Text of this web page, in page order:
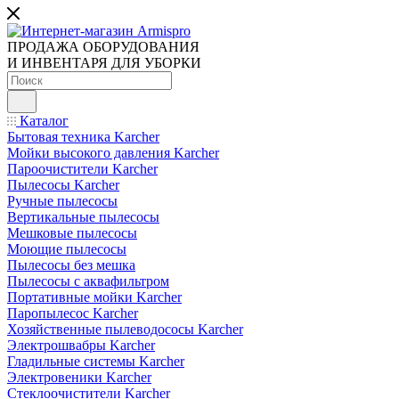
ПРОДАЖА ОБОРУДОВАНИЯ
И ИНВЕНТАРЯ ДЛЯ УБОРКИ
Каталог
Бытовая техника Karcher
Мойки высокого давления Karcher
Пароочистители Karcher
Пылесосы Karcher
Ручные пылесосы
Вертикальные пылесосы
Мешковые пылесосы
Моющие пылесосы
Пылесосы без мешка
Пылесосы с аквафильтром
Портативные мойки Karcher
Паропылесос Karcher
Хозяйственные пылеводососы Karcher
Электрошвабры Karcher
Гладильные системы Karcher
Электровеники Karcher
Стеклоочистители Karcher